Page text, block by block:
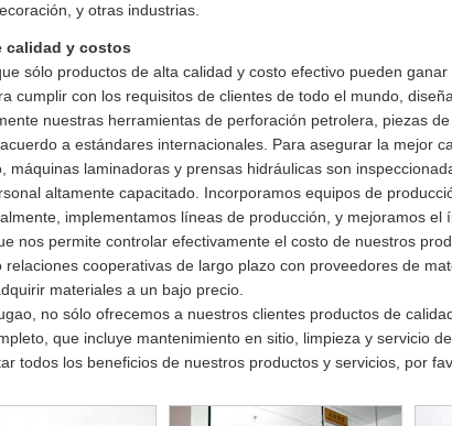
y otras industrias.
calidad y costos
sólo productos de alta calidad y costo efectivo pueden
cumplir con los requisitos de clientes de todo el mundo,
nuestras herramientas de perforación petrolera, piezas
a estándares internacionales. Para asegurar la mejor
máquinas laminadoras y prensas hidráulicas son
altamente capacitado. Incorporamos equipos de
implementamos líneas de producción, y mejoramos el
nos permite controlar efectivamente el costo de nuestros
relaciones cooperativas de largo plazo con proveedores de
materiales a un bajo precio.
no sólo ofrecemos a nuestros clientes productos de
que incluye mantenimiento en sitio, limpieza y servicio
todos los beneficios de nuestros productos y servicios, por